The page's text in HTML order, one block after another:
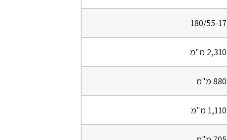
180/55-17
2,310 מ"מ
880 מ"מ
1,110 מ"מ